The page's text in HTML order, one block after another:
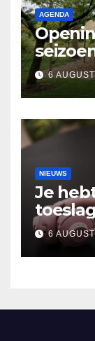
AGENDA
6
NIEUWS
Je
2025
6